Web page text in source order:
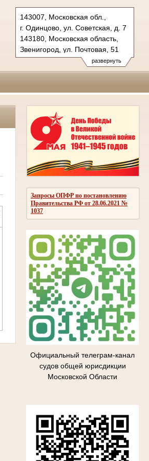
развернуть
143007, Московская обл.,
г. Одинцово, ул. Советская, д. 7
143180, Московская область,
Звенигород, ул. Почтовая, 51
Тел.: (495)590-74-76 (гр.)
593-56-20 (уг.)
697 13 27 (кас канц.)
показать на карте
Запросы ОПФР по постановлению
Правительства РФ от 28.06.2021 №
1037
Официальный телеграм-канал
судов общей юрисдикции
Московской Области